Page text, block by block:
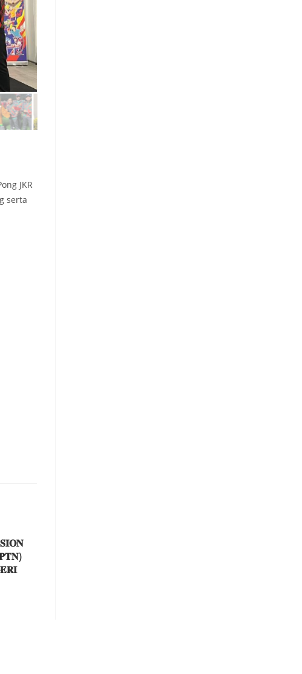
JKR
serta